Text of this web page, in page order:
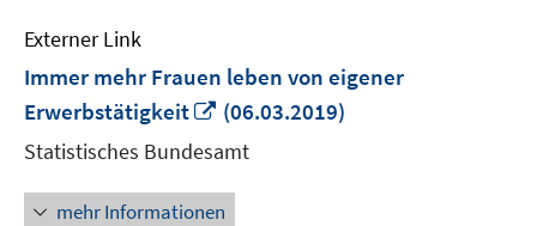
Externer Link
Immer mehr Frauen leben von eigener
Erwerbstätigkeit
In
Fenster
öffnen
(06.03.2019)
Statistisches Bundesamt
mehr Informationen